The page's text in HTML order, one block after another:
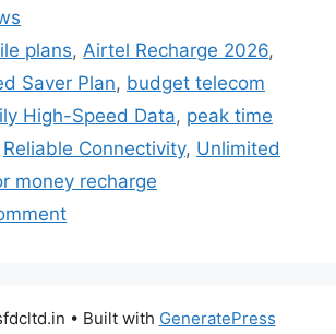
plans, Airtel Recharge 2026,
Saver Plan, budget telecom
High-Speed Data, peak time
Reliable Connectivity, Unlimited
money recharge
• Built with GeneratePress